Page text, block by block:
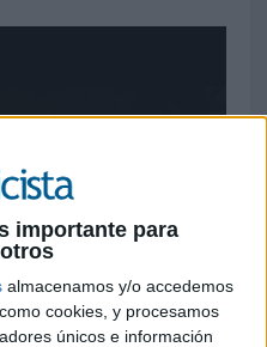
importante para
almacenamos y/o accedemos
cookies, y procesamos
únicos e información